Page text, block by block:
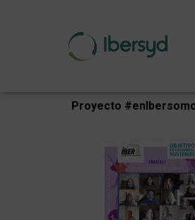
Proyecto